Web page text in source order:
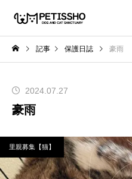
記事 保護日誌 豪雨
2024.07.27
豪雨
里親募集【猫】